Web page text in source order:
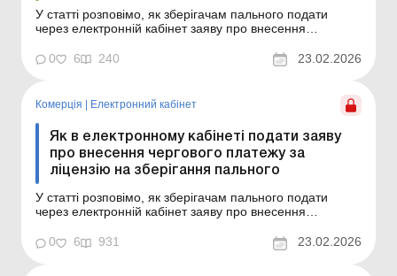
У статті розповімо, як зберігачам пального подати
через електронній кабінет заяву про внесення
для власних потреб. Баланс-Агро № 8 від 24 лютого
2026 року Суб’єктам господарювання, які мають
0 6 240 23.02.2026
Комерція Електронний кабінет
Як в електронному кабінеті подати заяву
про внесення чергового платежу за
ліцензію на зберігання пального
У статті розповімо, як зберігачам пального подати
через електронній кабінет заяву про внесення
для власних потреб. Суб’єктам господарювання, які
мають ліцензію на зберігання пального для власних
0 6 931 23.02.2026